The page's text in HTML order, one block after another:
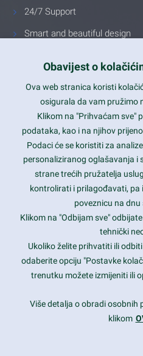
24/7 Support
Smart and beautiful design
Latest trends and much
Contact Info
1600 Amphitheatre Parkway,
prothemes.net@gmail.com
Daily: 9:00 am - 6:00 pm
Sunday: Closed
Copyright 2017FRESHFACE© All
Obavijest o
Ova web stranica koristi
osigurala da vam pružimo
Klikom na "Prihvaćam sve"
podataka, kao i na njihov
Podaci će se koristiti za
personaliziranog oglašavanja i
strane trećih pružatelja
kontrolirati i prilagođavati, pa
poveznicu na dnu
Klikom na "Odbijam sve"
tehnički
Ukoliko želite prihvatiti ili
odaberite opciju "Postavke
trenutku možete izmijeniti ili
Više detalja o obradi osobnih
klikom